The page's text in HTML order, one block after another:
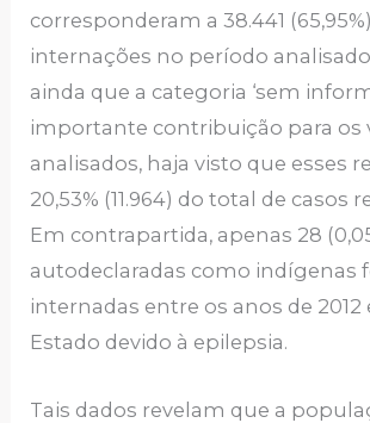
corresponderam a 38.441
internações no período
ainda que a categoria ‘sem
importante contribuição para os
analisados, haja visto que esses
20,53% (11.964) do total de casos
Em contrapartida, apenas 28
autodeclaradas como indígenas
internadas entre os anos de 2012
Estado devido à epilepsia.
Tais dados revelam que a